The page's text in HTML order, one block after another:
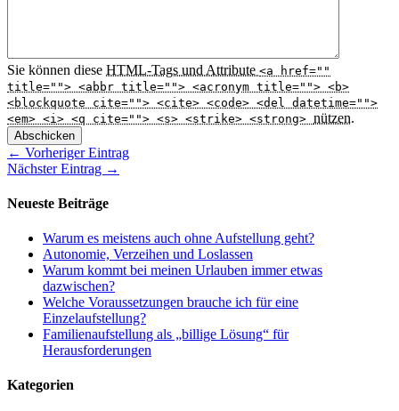
Sie können diese HTML-Tags und Attribute <a href=""
title=""> <abbr title=""> <acronym title=""> <b>
<blockquote cite=""> <cite> <code> <del datetime="">
<em> <i> <q cite=""> <s> <strike> <strong> nützen.
Abschicken
← Vorheriger Eintrag
Nächster Eintrag →
Neueste Beiträge
Warum es meistens auch ohne Aufstellung geht?
Autonomie, Verzeihen und Loslassen
Warum kommt bei meinen Urlauben immer etwas
dazwischen?
Welche Voraussetzungen brauche ich für eine
Einzelaufstellung?
Familienaufstellung als „billige Lösung“ für
Herausforderungen
Kategorien